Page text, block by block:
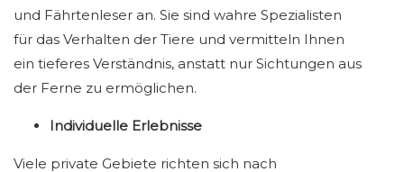
und Fährtenleser an. Sie sind wahre Spezialisten
für das Verhalten der Tiere und vermitteln Ihnen
ein tieferes Verständnis, anstatt nur Sichtungen aus
der Ferne zu ermöglichen.
Individuelle Erlebnisse
Viele private Gebiete richten sich nach